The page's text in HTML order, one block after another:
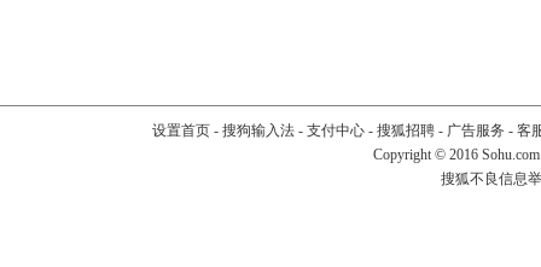
设置首页- 搜狗输入法- 支付中心- 搜狐招聘- 广告服务 - 客
Copyright © 2016
搜狐不良信息